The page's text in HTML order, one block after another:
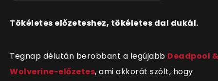
Tökéletes előzeteshez, tökéletes dal dukál.
Tegnap délután berobbant a legújabb Deadpool &
Wolverine-előzetes, ami akkorát szólt, hogy